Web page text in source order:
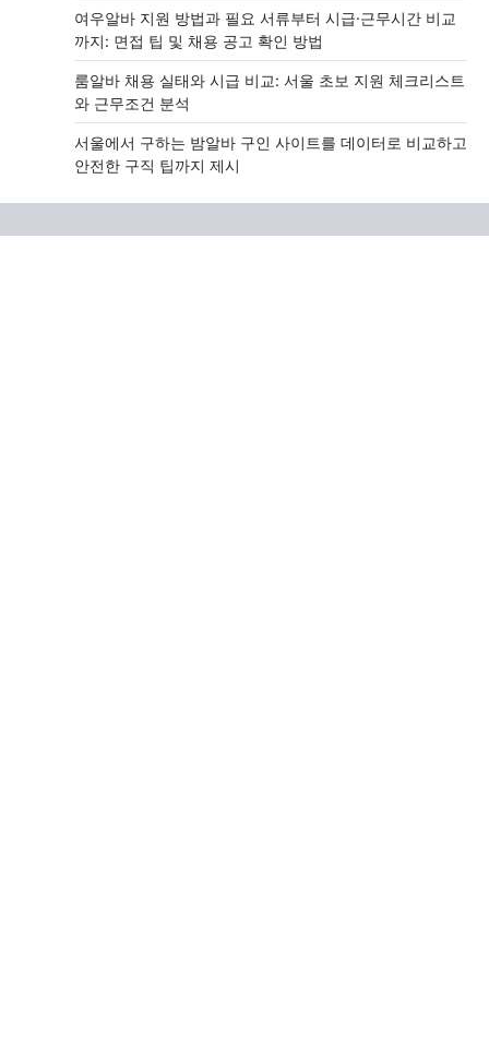
여우알바 지원 방법과 필요 서류부터 시급·근무시간 비교
까지: 면접 팁 및 채용 공고 확인 방법
룸알바 채용 실태와 시급 비교: 서울 초보 지원 체크리스트
와 근무조건 분석
서울에서 구하는 밤알바 구인 사이트를 데이터로 비교하고
안전한 구직 팁까지 제시